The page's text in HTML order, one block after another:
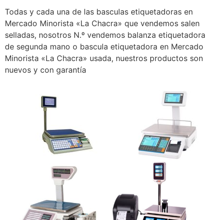
Todas y cada una de las basculas etiquetadoras en
Mercado Minorista «La Chacra» que vendemos salen
selladas, nosotros N.º vendemos balanza etiquetadora
de segunda mano o bascula etiquetadora en Mercado
Minorista «La Chacra» usada, nuestros productos son
nuevos y con garantía